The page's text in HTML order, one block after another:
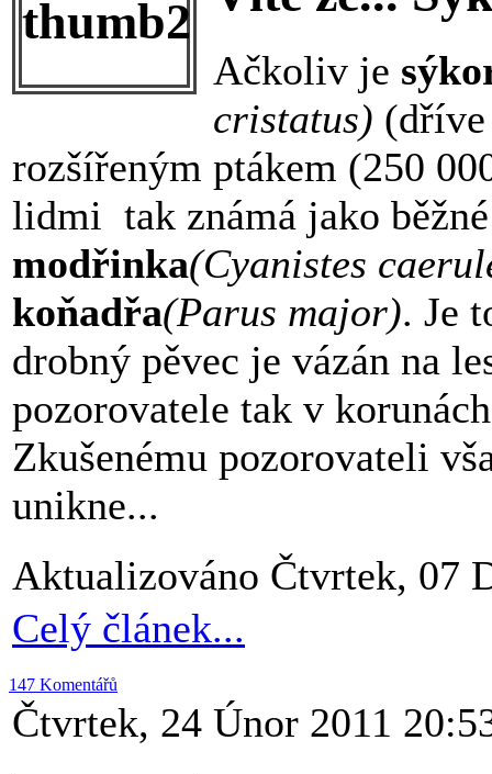
Ačkoliv je
cristatus)
rozšířeným ptákem (250
lidmi tak známá jako
modřinka(Cyanistes
koňadřa(Parus major). Je
drobný pěvec je vázán na
pozorovatele tak v
Zkušenému pozorovateli
unikne...
Aktualizováno Čtvrtek, 07
Celý článek...
147 Komentářů
Čtvrtek, 24 Únor 2011